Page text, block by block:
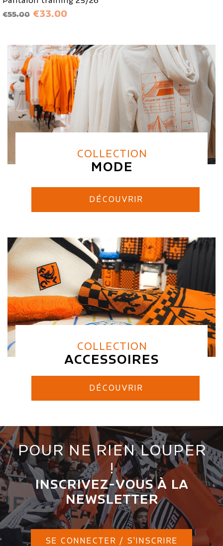
ベース価格
€55.00 価格
€33.00
COLLECTION
MODE
DÉCOUVRIR
COLLECTION
ACCESSOIRES
DÉCOUVRIR
POUR NE RIEN LOUPER
!
INSCRIVEZ-VOUS À LA
NEWSLETTER
SE CONNECTER / S'INSCRIRE